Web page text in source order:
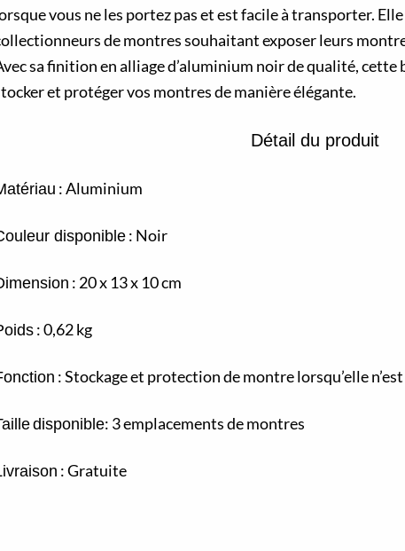
vous ne les portez pas et est facile à transporter.
de montres souhaitant exposer leurs
sa finition en alliage d’aluminium noir de qualité,
et protéger vos montres de manière élégante.
Détail du produit
: Aluminium
disponible: Noir
: 20 x 13 x 10 cm
: 0,62 kg
: Stockage et protection de montre lorsqu’elle
disponible: 3 emplacements de montres
: Gratuite